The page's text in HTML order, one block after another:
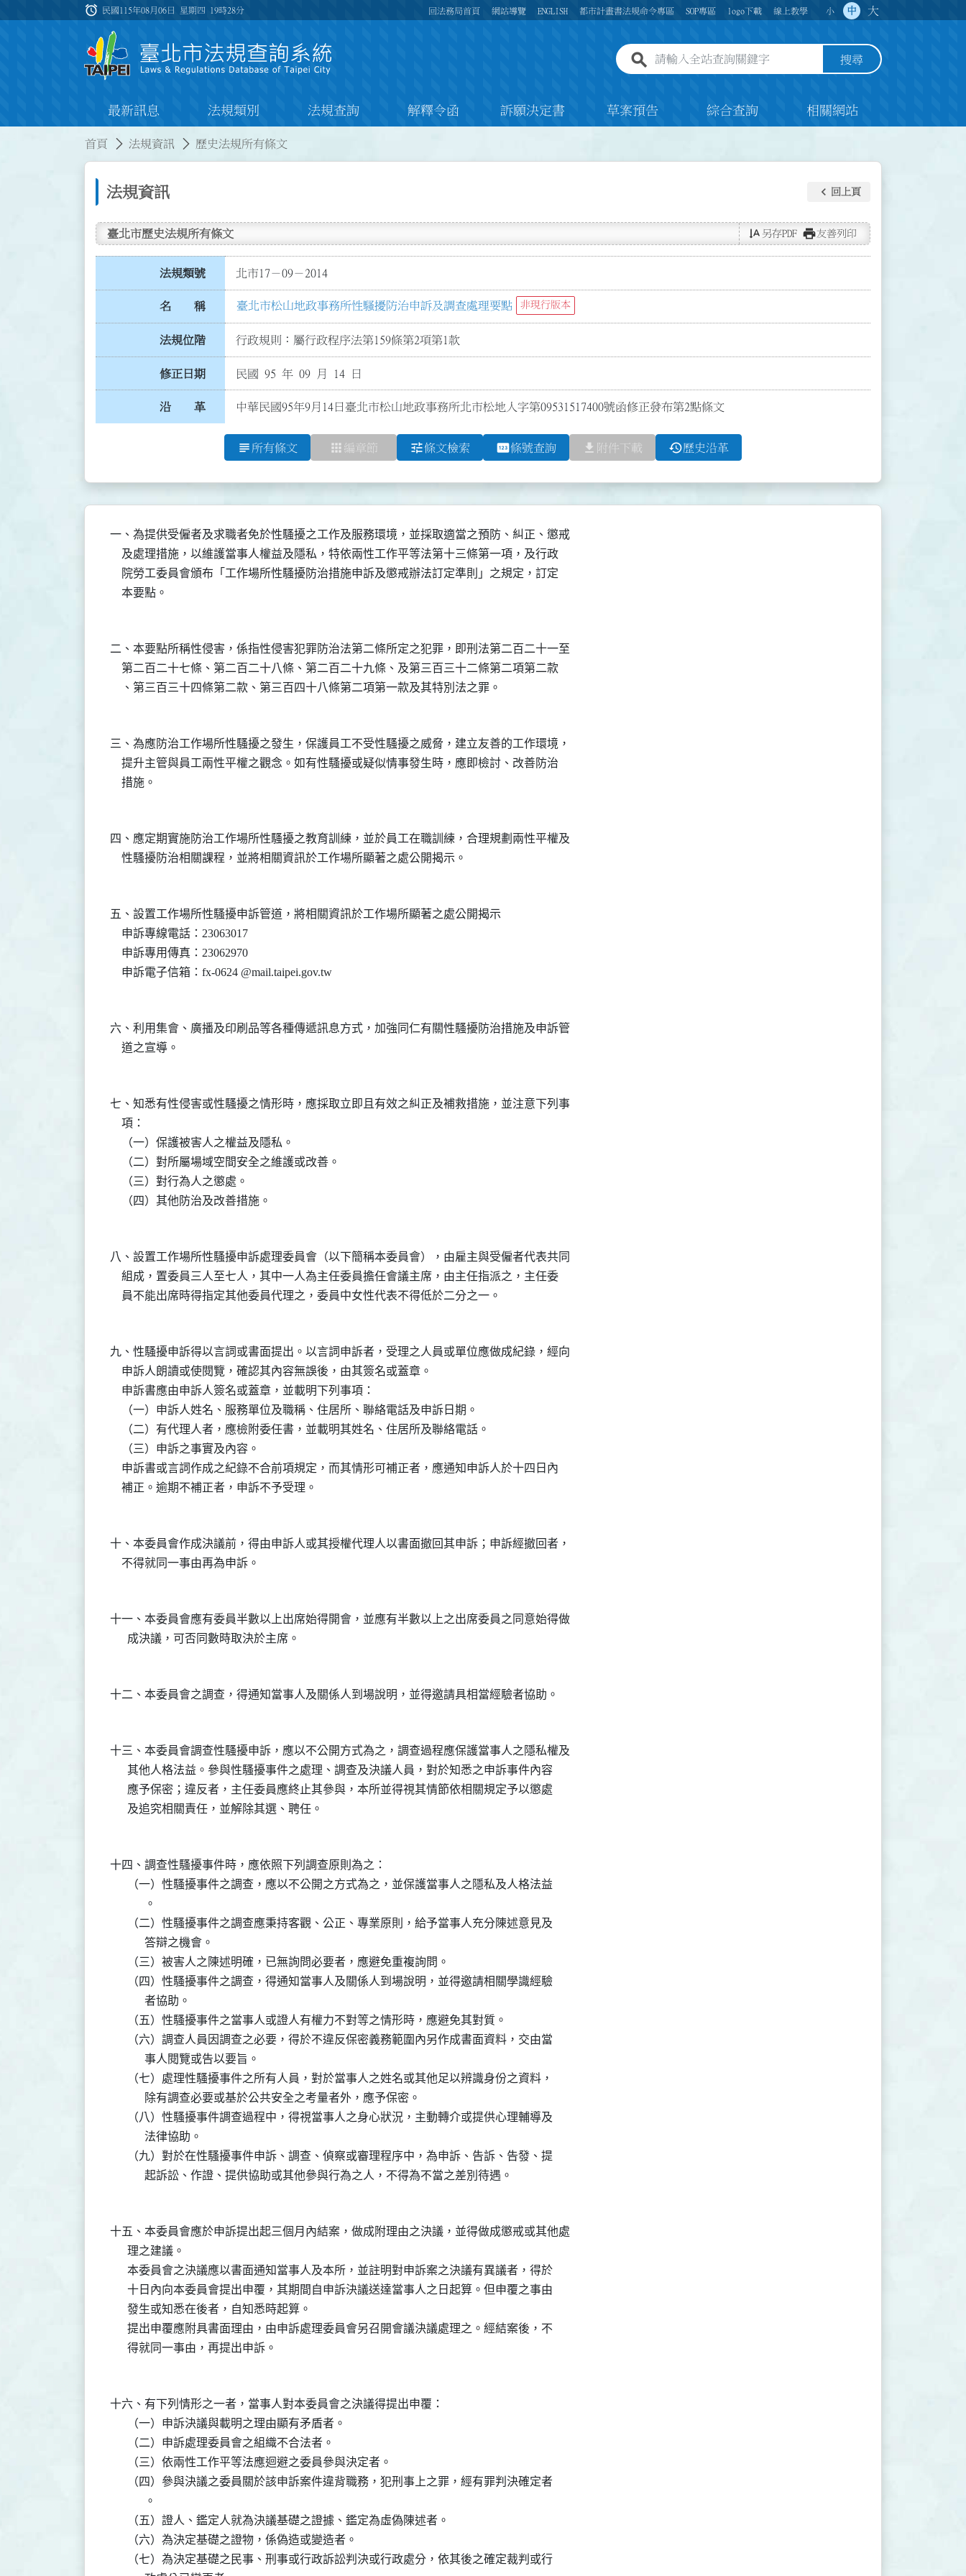
:::
alarm 民國115年08月06日 星期四 19時28分 回法務局首頁 網站導覽 ENGLISH 都市計畫書法規命令專區 SOP專區 logo下載 線上教學 小 中 大
全站查詢關鍵字欄位 搜尋
最新訊息 法規類別 法規查詢 解釋令函 訴願決定書 草案預告 綜合查詢 相關網站
首頁 法規資訊 歷史法規所有條文
法規資訊 keyboard_arrow_left 回上頁
臺北市歷史法規所有條文 text_rotate_vertical 另存PDF print友善列印
法規類號 北市17－09－2014
名 稱 臺北市松山地政事務所性騷擾防治申訴及調查處理要點 非現行版本
法規位階 行政規則：屬行政程序法第159條第2項第1款
修正日期 民國 95 年 09 月 14 日
沿 革 中華民國95年9月14日臺北市松山地政事務所北市松地人字第09531517400號函修正發布第2點條文
subject 所有條文 apps 編章節 tune條文檢索 pin條號查詢 file_download 附件下載 history歷史沿革
一、為提供受僱者及求職者免於性騷擾之工作及服務環境，並採取適當之預防、糾正、懲戒
    及處理措施，以維護當事人權益及隱私，特依兩性工作平等法第十三條第一項，及行政
    院勞工委員會頒布「工作場所性騷擾防治措施申訴及懲戒辦法訂定準則」之規定，訂定
    本要點。
二、本要點所稱性侵害，係指性侵害犯罪防治法第二條所定之犯罪，即刑法第二百二十一至
    第二百二十七條、第二百二十八條、第二百二十九條、及第三百三十二條第二項第二款
    、第三百三十四條第二款、第三百四十八條第二項第一款及其特別法之罪。
三、為應防治工作場所性騷擾之發生，保護員工不受性騷擾之威脅，建立友善的工作環境，
    提升主管與員工兩性平權之觀念。如有性騷擾或疑似情事發生時，應即檢討、改善防治
    措施。
四、應定期實施防治工作場所性騷擾之教育訓練，並於員工在職訓練，合理規劃兩性平權及
    性騷擾防治相關課程，並將相關資訊於工作場所顯著之處公開揭示。
五、設置工作場所性騷擾申訴管道，將相關資訊於工作場所顯著之處公開揭示
    申訴專線電話：23063017
    申訴專用傳真：23062970
    申訴電子信箱：fx-0624 @mail.taipei.gov.tw
六、利用集會、廣播及印刷品等各種傳遞訊息方式，加強同仁有關性騷擾防治措施及申訴管
    道之宣導。
七、知悉有性侵害或性騷擾之情形時，應採取立即且有效之糾正及補救措施，並注意下列事
    項：
    （一）保護被害人之權益及隱私。
    （二）對所屬場域空間安全之維護或改善。
    （三）對行為人之懲處。
    （四）其他防治及改善措施。
八、設置工作場所性騷擾申訴處理委員會（以下簡稱本委員會），由雇主與受僱者代表共同
    組成，置委員三人至七人，其中一人為主任委員擔任會議主席，由主任指派之，主任委
    員不能出席時得指定其他委員代理之，委員中女性代表不得低於二分之一。
九、性騷擾申訴得以言詞或書面提出。以言詞申訴者，受理之人員或單位應做成紀錄，經向
    申訴人朗讀或使閱覽，確認其內容無誤後，由其簽名或蓋章。
    申訴書應由申訴人簽名或蓋章，並載明下列事項：
    （一）申訴人姓名、服務單位及職稱、住居所、聯絡電話及申訴日期。
    （二）有代理人者，應檢附委任書，並載明其姓名、住居所及聯絡電話。
    （三）申訴之事實及內容。
    申訴書或言詞作成之紀錄不合前項規定，而其情形可補正者，應通知申訴人於十四日內
    補正。逾期不補正者，申訴不予受理。
十、本委員會作成決議前，得由申訴人或其授權代理人以書面撤回其申訴；申訴經撤回者，
    不得就同一事由再為申訴。
十一、本委員會應有委員半數以上出席始得開會，並應有半數以上之出席委員之同意始得做
      成決議，可否同數時取決於主席。
十二、本委員會之調查，得通知當事人及關係人到場說明，並得邀請具相當經驗者協助。
十三、本委員會調查性騷擾申訴，應以不公開方式為之，調查過程應保護當事人之隱私權及
      其他人格法益。參與性騷擾事件之處理、調查及決議人員，對於知悉之申訴事件內容
      應予保密；違反者，主任委員應終止其參與，本所並得視其情節依相關規定予以懲處
      及追究相關責任，並解除其選、聘任。
十四、調查性騷擾事件時，應依照下列調查原則為之：
      （一）性騷擾事件之調查，應以不公開之方式為之，並保護當事人之隱私及人格法益
            。
      （二）性騷擾事件之調查應秉持客觀、公正、專業原則，給予當事人充分陳述意見及
            答辯之機會。
      （三）被害人之陳述明確，已無詢問必要者，應避免重複詢問。
      （四）性騷擾事件之調查，得通知當事人及關係人到場說明，並得邀請相關學識經驗
            者協助。
      （五）性騷擾事件之當事人或證人有權力不對等之情形時，應避免其對質。
      （六）調查人員因調查之必要，得於不違反保密義務範圍內另作成書面資料，交由當
            事人閱覽或告以要旨。
      （七）處理性騷擾事件之所有人員，對於當事人之姓名或其他足以辨識身份之資料，
            除有調查必要或基於公共安全之考量者外，應予保密。
      （八）性騷擾事件調查過程中，得視當事人之身心狀況，主動轉介或提供心理輔導及
            法律協助。
      （九）對於在性騷擾事件申訴、調查、偵察或審理程序中，為申訴、告訴、告發、提
            起訴訟、作證、提供協助或其他參與行為之人，不得為不當之差別待遇。
十五、本委員會應於申訴提出起三個月內結案，做成附理由之決議，並得做成懲戒或其他處
      理之建議。
      本委員會之決議應以書面通知當事人及本所，並註明對申訴案之決議有異議者，得於
      十日內向本委員會提出申覆，其期間自申訴決議送達當事人之日起算。但申覆之事由
      發生或知悉在後者，自知悉時起算。
      提出申覆應附具書面理由，由申訴處理委員會另召開會議決議處理之。經結案後，不
      得就同一事由，再提出申訴。
十六、有下列情形之一者，當事人對本委員會之決議得提出申覆：
      （一）申訴決議與載明之理由顯有矛盾者。
      （二）申訴處理委員會之組織不合法者。
      （三）依兩性工作平等法應迴避之委員參與決定者。
      （四）參與決議之委員關於該申訴案件違背職務，犯刑事上之罪，經有罪判決確定者
            。
      （五）證人、鑑定人就為決議基礎之證據、鑑定為虛偽陳述者。
      （六）為決定基礎之證物，係偽造或變造者。
      （七）為決定基礎之民事、刑事或行政訴訟判決或行政處分，依其後之確定裁判或行